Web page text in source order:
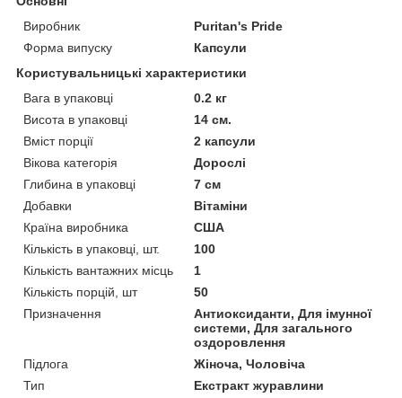
Виробник
Puritan's Pride
Форма випуску
Капсули
Користувальницькі характеристики
Вага в упаковці
0.2 кг
Висота в упаковці
14 см.
Вміст порції
2 капсули
Вікова категорія
Дорослі
Глибина в упаковці
7 см
Добавки
Вітаміни
Країна виробника
США
Кількість в упаковці, шт.
100
Кількість вантажних місць
1
Кількість порцій, шт
50
Призначення
Антиоксиданти, Для імунної
системи, Для загального
оздоровлення
Підлога
Жіноча, Чоловіча
Тип
Екстракт журавлини